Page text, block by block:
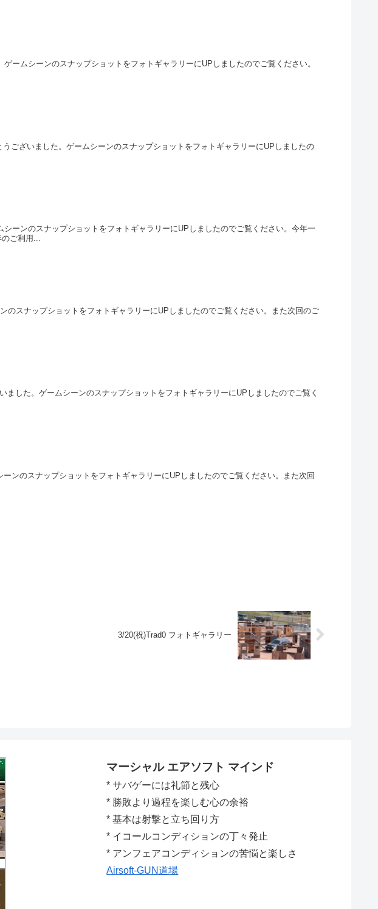
ームシーンのスナップショットをフォトギャラリーにUPしましたのでご覧ください。
ございました。ゲームシーンのスナップショットをフォトギャラリーにUPしましたの
ーンのスナップショットをフォトギャラリーにUPしましたのでご覧ください。今年一
ご利用...
のスナップショットをフォトギャラリーにUPしましたのでご覧ください。また次回のご
した。ゲームシーンのスナップショットをフォトギャラリーにUPしましたのでご覧く
ンのスナップショットをフォトギャラリーにUPしましたのでご覧ください。また次回
3/20(祝)Trad0 フォトギャラリー
マーシャル エアソフト マインド
* サバゲーには礼節と残心
* 勝敗より過程を楽しむ心の余裕
* 基本は射撃と立ち回り方
* イコールコンディションの丁々発止
* アンフェアコンディションの苦悩と楽しさ
Airsoft-GUN道場